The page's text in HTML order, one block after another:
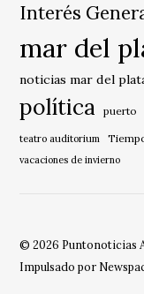
Interés
mar del
noticias mar del
política puerto
teatro auditorium
vacaciones de invierno
© 2026 Puntonoticias
Impulsado por